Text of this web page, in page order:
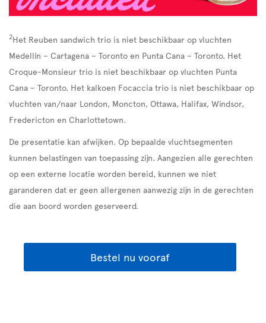
2Het Reuben sandwich trio is niet beschikbaar op vluchten
Medellín – Cartagena – Toronto en Punta Cana – Toronto. Het
Croque-Monsieur trio is niet beschikbaar op vluchten Punta
Cana – Toronto. Het kalkoen Focaccia trio is niet beschikbaar op
vluchten van/naar London, Moncton, Ottawa, Halifax, Windsor,
Fredericton en Charlottetown.
De presentatie kan afwijken. Op bepaalde vluchtsegmenten
kunnen belastingen van toepassing zijn. Aangezien alle gerechten
op een externe locatie worden bereid, kunnen we niet
garanderen dat er geen allergenen aanwezig zijn in de gerechten
die aan boord worden geserveerd.
Bestel nu vooraf